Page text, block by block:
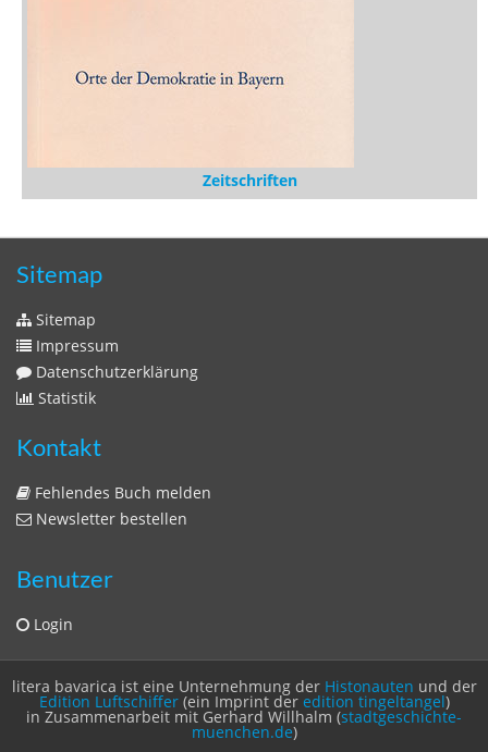
Zeitschriften
Sitemap
Sitemap
Impressum
Datenschutzerklärung
Statistik
Kontakt
Fehlendes Buch melden
Newsletter bestellen
Benutzer
Login
litera bavarica ist eine Unternehmung der Histonauten und der
Edition Luftschiffer(ein Imprint der edition tingeltangel)
in Zusammenarbeit mit Gerhard Willhalm (stadtgeschichte-
muenchen.de)